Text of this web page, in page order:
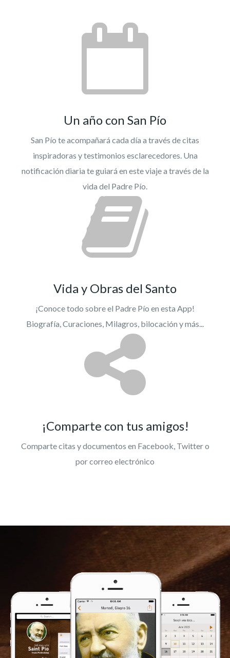
Un año con San Pío
San Pío te acompañará cada día a través de citas
inspiradoras y testimonios esclarecedores. Una
notificación diaria te guiará en este viaje a través de la
vida del Padre Pío.
Vida y Obras del Santo
¡Conoce todo sobre el Padre Pío en esta App!
Biografía, Curaciones, Milagros, bilocación y más...
¡Comparte con tus amigos!
Comparte citas y documentos en Facebook, Twitter o
por correo electrónico